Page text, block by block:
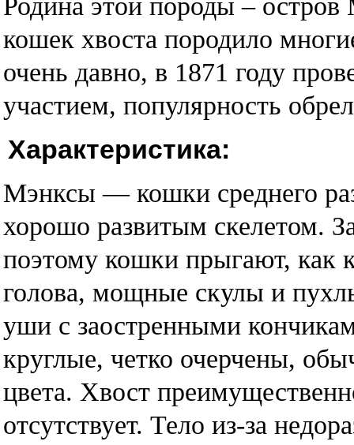
Родина этой породы –
кошек хвоста породило
очень давно, в 1871 году
участием, популярность
Характеристика:
Мэнксы — кошки среднего
хорошо развитым скелетом.
поэтому кошки прыгают, как
голова, мощные скулы и
уши с заостренными
круглые, четко очерчены,
цвета. Хвост
отсутствует. Тело из-за